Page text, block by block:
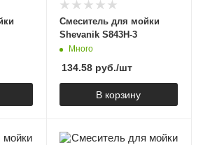
Смеситель для мойки
Shevanik S843H-3
Много
134.58руб./шт
В корзину